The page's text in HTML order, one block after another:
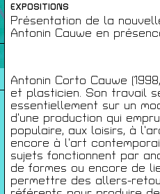
EXPOSITIONS
Présentation de la
Antonin Cauwe en
Antonin Corto Cauwe
et plasticien. Son travail
essentiellement sur un
d’une production qui
populaire, aux loisirs, à
encore à l’art
sujets fonctionnent par
de formes ou encore de
permettre des allers-
Cartes De
À propos
Infos pratiques
Carte de membres
S'inscrire à la Newsletter